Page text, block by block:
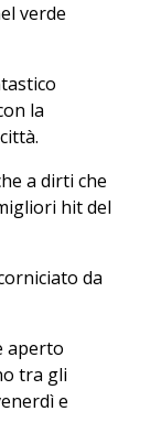
verde
la
a dirti che
hit del
da
aperto
tra gli
e